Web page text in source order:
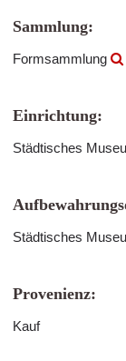
Sammlung:
Formsammlung
Einrichtung:
Städtisches
Städtisches
Provenienz:
Kauf